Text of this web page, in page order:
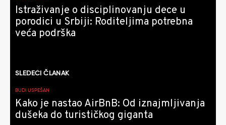
Istraživanje o disciplinovanju dece u
porodici u Srbiji: Roditeljima potrebna
veća podrška
SLEDEĆI ČLANAK
BUDI USPEŠAN
Kako je nastao AirBnB: Od iznajmljivanja
dušeka do turističkog giganta